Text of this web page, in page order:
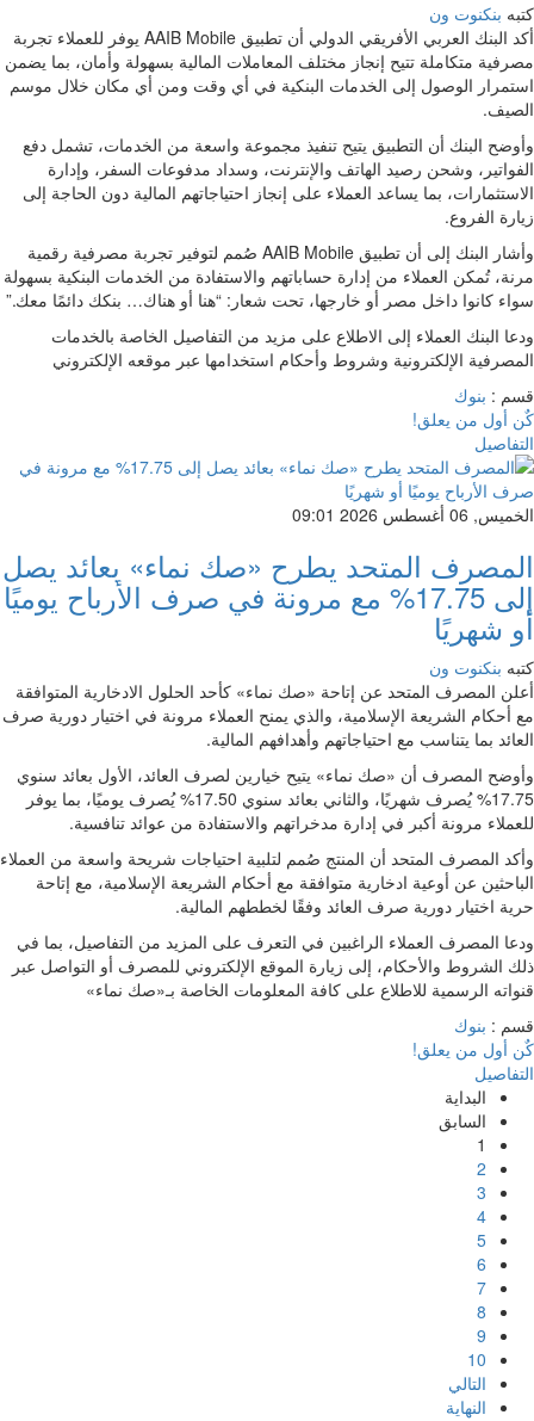
كتبه بنكنوت ون
أكد البنك العربي الأفريقي الدولي أن تطبيق AAIB Mobile يوفر للعملاء تجربة
مصرفية متكاملة تتيح إنجاز مختلف المعاملات المالية بسهولة وأمان، بما يضمن
استمرار الوصول إلى الخدمات البنكية في أي وقت ومن أي مكان خلال موسم
الصيف.
وأوضح البنك أن التطبيق يتيح تنفيذ مجموعة واسعة من الخدمات، تشمل دفع
الفواتير، وشحن رصيد الهاتف والإنترنت، وسداد مدفوعات السفر، وإدارة
الاستثمارات، بما يساعد العملاء على إنجاز احتياجاتهم المالية دون الحاجة إلى
زيارة الفروع.
وأشار البنك إلى أن تطبيق AAIB Mobile صُمم لتوفير تجربة مصرفية رقمية
مرنة، تُمكن العملاء من إدارة حساباتهم والاستفادة من الخدمات البنكية بسهولة
سواء كانوا داخل مصر أو خارجها، تحت شعار: “هنا أو هناك… بنكك دائمًا معك.”
ودعا البنك العملاء إلى الاطلاع على مزيد من التفاصيل الخاصة بالخدمات
المصرفية الإلكترونية وشروط وأحكام استخدامها عبر موقعه الإلكتروني
قسم : بنوك
كٌن أول من يعلق!
التفاصيل
الخميس, 06 أغسطس 2026 09:01
المصرف المتحد يطرح «صك نماء» بعائد يصل
إلى 17.75% مع مرونة في صرف الأرباح يوميًا
أو شهريًا
كتبه بنكنوت ون
أعلن المصرف المتحد عن إتاحة «صك نماء» كأحد الحلول الادخارية المتوافقة
مع أحكام الشريعة الإسلامية، والذي يمنح العملاء مرونة في اختيار دورية صرف
العائد بما يتناسب مع احتياجاتهم وأهدافهم المالية.
وأوضح المصرف أن «صك نماء» يتيح خيارين لصرف العائد، الأول بعائد سنوي
17.75% يُصرف شهريًا، والثاني بعائد سنوي 17.50% يُصرف يوميًا، بما يوفر
للعملاء مرونة أكبر في إدارة مدخراتهم والاستفادة من عوائد تنافسية.
وأكد المصرف المتحد أن المنتج صُمم لتلبية احتياجات شريحة واسعة من العملاء
الباحثين عن أوعية ادخارية متوافقة مع أحكام الشريعة الإسلامية، مع إتاحة
حرية اختيار دورية صرف العائد وفقًا لخططهم المالية.
ودعا المصرف العملاء الراغبين في التعرف على المزيد من التفاصيل، بما في
ذلك الشروط والأحكام، إلى زيارة الموقع الإلكتروني للمصرف أو التواصل عبر
قنواته الرسمية للاطلاع على كافة المعلومات الخاصة بـ«صك نماء»
قسم : بنوك
كٌن أول من يعلق!
التفاصيل
البداية
السابق
1
2
3
4
5
6
7
8
9
10
التالي
النهاية